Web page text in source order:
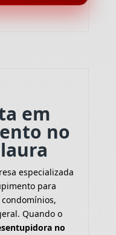
em
no
especializada
para
Quando o
no